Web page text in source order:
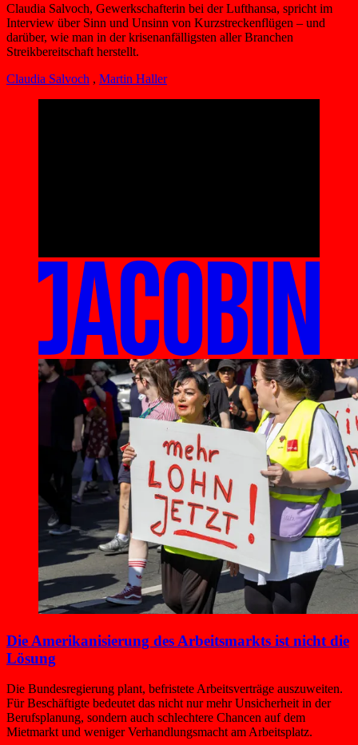
Claudia Salvoch, Gewerkschafterin bei der Lufthansa, spricht im
Interview über Sinn und Unsinn von Kurzstreckenflügen – und
darüber, wie man in der krisenanfälligsten aller Branchen
Streikbereitschaft herstellt.
Claudia Salvoch , Martin Haller
Die Amerikanisierung des Arbeitsmarkts ist nicht die
Lösung
Die Bundesregierung plant, befristete Arbeitsverträge auszuweiten.
Für Beschäftigte bedeutet das nicht nur mehr Unsicherheit in der
Berufsplanung, sondern auch schlechtere Chancen auf dem
Mietmarkt und weniger Verhandlungsmacht am Arbeitsplatz.